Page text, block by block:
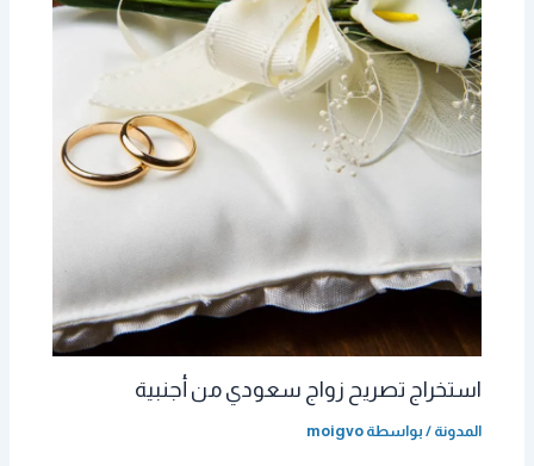
استخراج تصريح زواج سعودي من أجنبية
المدونة / بواسطة moigvo